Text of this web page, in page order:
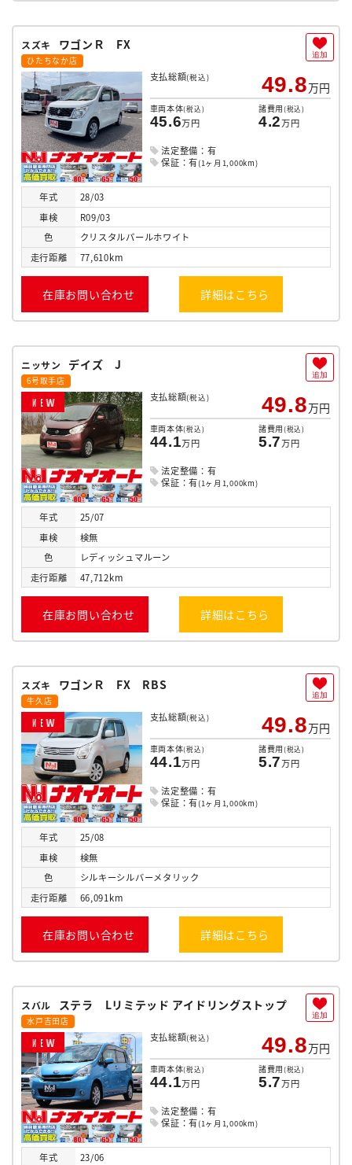
スズキ ワゴンＲ FX
ひたちなか店
支払総額(税込) 49.8万円
車両本体(税込)
45.6万円
諸費用(税込)
4.2万円
法定整備：有
保証：有(1ヶ月1,000km)
年式
28/03
車検
R09/03
色
クリスタルパールホワイト
走行距離 77,610km
在庫お問い合わせ 詳細はこちら
追加
ニッサン デイズ J
6号取手店
N E W 支払総額(税込) 49.8万円
車両本体(税込)
44.1万円
諸費用(税込)
5.7万円
法定整備：有
保証：有(1ヶ月1,000km)
年式
25/07
車検
検無
色
レディッシュマルーン
走行距離 47,712km
在庫お問い合わせ 詳細はこちら
追加
スズキ ワゴンＲ FX RBS
牛久店
N E W 支払総額(税込) 49.8万円
車両本体(税込)
44.1万円
諸費用(税込)
5.7万円
法定整備：有
保証：有(1ヶ月1,000km)
年式
25/08
車検
検無
色
シルキーシルバーメタリック
走行距離 66,091km
在庫お問い合わせ 詳細はこちら
追加
スバル ステラ Lリミテッド アイドリングストップ
水戸吉田店
N E W 支払総額(税込) 49.8万円
車両本体(税込)
44.1万円
諸費用(税込)
5.7万円
法定整備：有
保証：有(1ヶ月1,000km)
年式
23/06
追加